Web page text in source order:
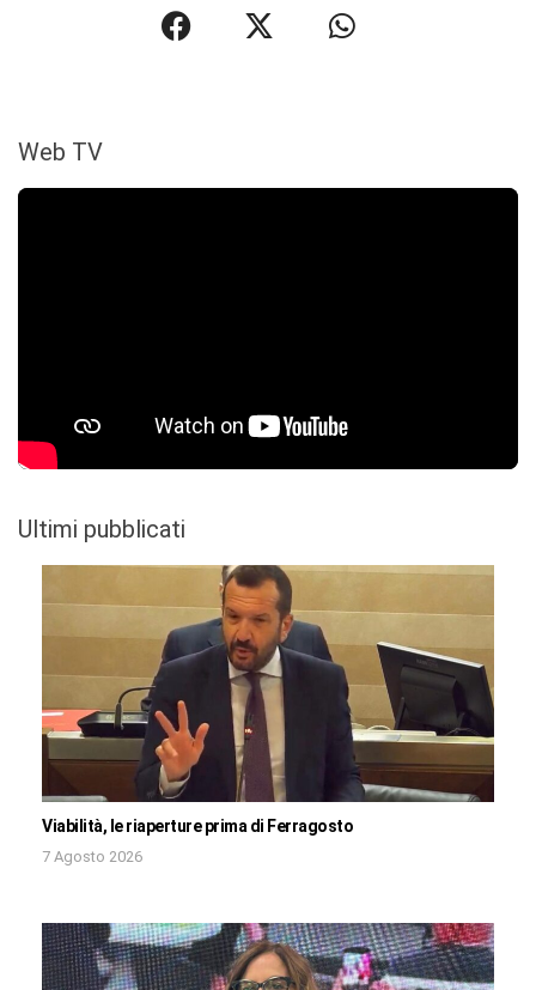
Web TV
Ultimi pubblicati
Viabilità, le riaperture prima di Ferragosto
7 Agosto 2026